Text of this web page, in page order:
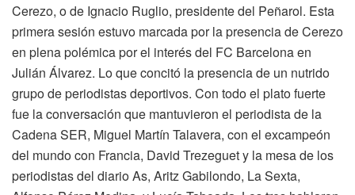
Cerezo, o de Ignacio Ruglio, presidente del Peñarol. Esta
primera sesión estuvo marcada por la presencia de Cerezo
en plena polémica por el interés del FC Barcelona en
Julián Álvarez. Lo que concitó la presencia de un nutrido
grupo de periodistas deportivos. Con todo el plato fuerte
fue la conversación que mantuvieron el periodista de la
Cadena SER, Miguel Martín Talavera, con el excampeón
del mundo con Francia, David Trezeguet y la mesa de los
periodistas del diario As, Aritz Gabilondo, La Sexta,